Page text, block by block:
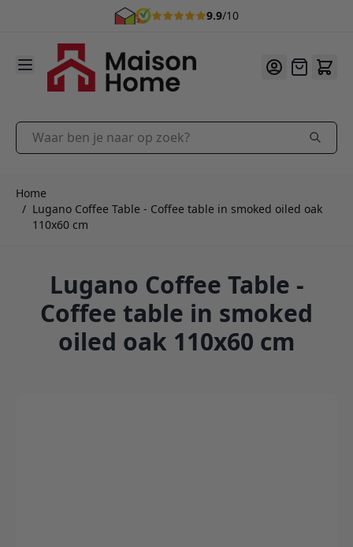
9.9/10
Ga naar de inhoud
Offerte
Waar ben je naar op zoek?
Home
/ Lugano Coffee Table - Coffee table in smoked oiled oak
110x60 cm
Lugano Coffee Table -
Coffee table in smoked
oiled oak 110x60 cm